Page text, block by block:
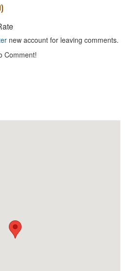
)
new account for leaving comments.
Comment!